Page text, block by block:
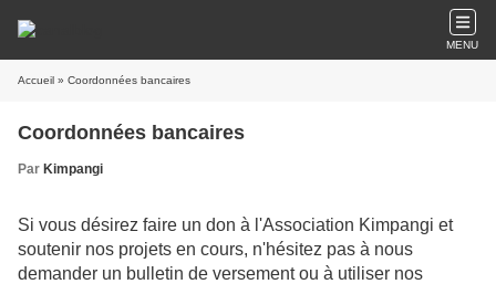
MENU
Accueil » Coordonnées bancaires
Coordonnées bancaires
Par Kimpangi
Si vous désirez faire un don à l'Association Kimpangi et
soutenir nos projets en cours, n'hésitez pas à nous
demander un bulletin de versement ou à utiliser nos